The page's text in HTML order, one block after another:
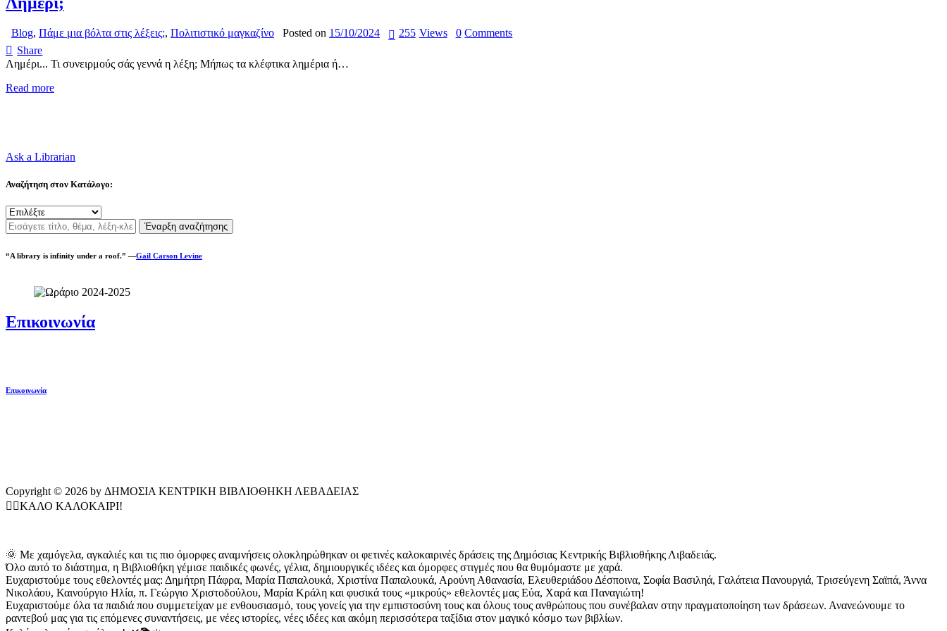
Blog, Πάμε μια βόλτα στις λέξεις;, Πολιτιστικό μαγκαζίνο Posted on 15/10/2024 255 Views 0 Comments
Share
Λημέρι... Τι συνειρμούς σάς γεννά η λέξη; Μήπως τα κλέφτικα λημέρια ή…
Read more
Ask a Librarian
Αναζήτηση στον Κατάλογο:
Έναρξη αναζήτησης
“A library is infinity under a roof.” —Gail Carson Levine
Επικοινωνία
Επικοινωνία
Copyright © 2026 by ΔΗΜΟΣΙΑ ΚΕΝΤΡΙΚΗ ΒΙΒΛΙΟΘΗΚΗ ΛΕΒΑΔΕΙΑΣ
🏄‍♂️ΚΑΛΟ ΚΑΛΟΚΑΙΡΙ!
🌞 Με χαμόγελα, αγκαλιές και τις πιο όμορφες αναμνήσεις ολοκληρώθηκαν οι φετινές καλοκαιρινές δράσεις της Δημόσιας Κεντρικής Βιβλιοθήκης Λιβαδειάς.
Όλο αυτό το διάστημα, η Βιβλιοθήκη γέμισε παιδικές φωνές, γέλια, δημιουργικές ιδέες και όμορφες στιγμές που θα θυμόμαστε με χαρά.
Ευχαριστούμε τους εθελοντές μας: Δημήτρη Πάφρα, Μαρία Παπαλουκά, Χριστίνα Παπαλουκά, Αρούνη Αθανασία, Ελευθεριάδου Δέσποινα, Σοφία Βασιληά, Γαλάτεια Πανουργιά, Τρισεύγενη Σαϊπά, Άννα
Νικολάου, Καινούργιο Ηλία, π. Γεώργιο Χριστοδούλου, Μαρία Κράλη και φυσικά τους «μικρούς» εθελοντές μας Εύα, Χαρά και Παναγιώτη!
Ευχαριστούμε όλα τα παιδιά που συμμετείχαν με ενθουσιασμό, τους γονείς για την εμπιστοσύνη τους και όλους τους ανθρώπους που συνέβαλαν στην πραγματοποίηση των δράσεων. Ανανεώνουμε το
ραντεβού μας για τις επόμενες συναντήσεις, με νέες ιστορίες, νέες ιδέες και ακόμη περισσότερα ταξίδια στον μαγικό κόσμο των βιβλίων.